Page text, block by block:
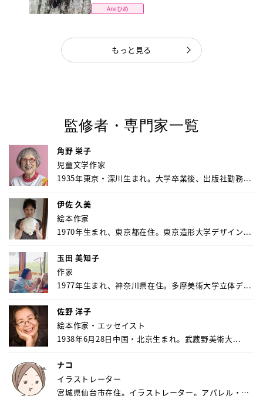
Aneひめ
もっと見る
監修者・専門家一覧
角野 栄子
児童文学作家
1935年東京・深川生まれ。大学卒業後、出版社勤務...
伊佐 久美
絵本作家
1970年生まれ、東京都在住。東京造形大学デザイン...
玉田 美知子
作家
1977年生まれ、神奈川県在住。多摩美術大学立体デ...
佐野 洋子
絵本作家・エッセイスト
1938年6月28日中国・北京生まれ。武蔵野美術大...
ナコ
イラストレーター
宮城県仙台市在住。イラストレーター。アパレル・キ